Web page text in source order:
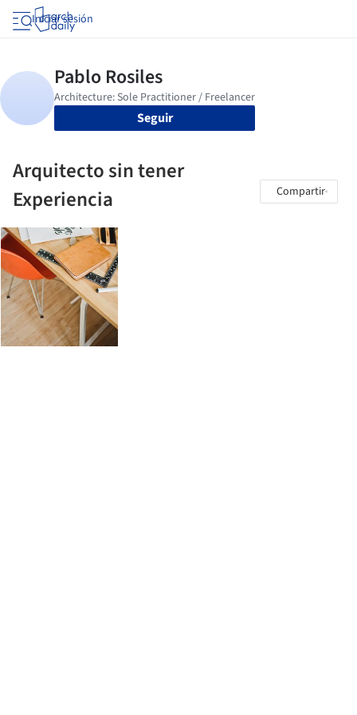
Iniciar sesión
Seguir
Arquitecto sin tener
Experiencia
Compartir